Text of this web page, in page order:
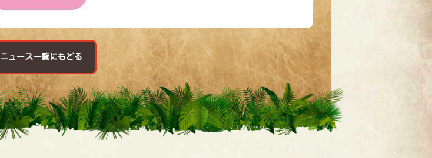
ニュース一覧にもどる